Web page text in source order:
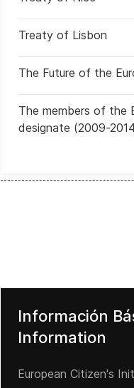
Rica: Votantes
Treaty of Lisbon
The Future of the
The members of the
designate (2009-
Información
Information
European Citizen's